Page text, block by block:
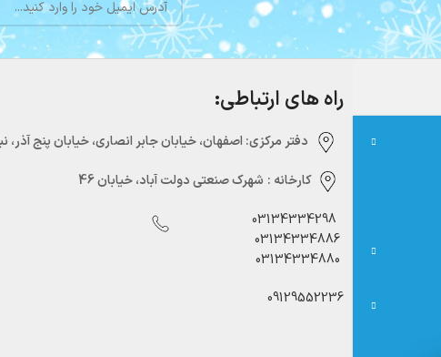
راه های ارتباطی:
دفتر مرکزی:‌ اصفهان، خیابان جابر انصاری، خیابان پنج آذر، نبش کوچه 12،
کارخانه : شهرک صنعتی دولت آباد، خیابان 46
03134334298
03134334886
03134334880
09129552236